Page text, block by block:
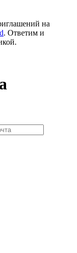
на
. Ответим и